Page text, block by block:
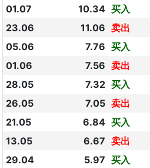
01.07
10.34 买入
23.06
11.06 卖出
05.06
7.76 买入
01.06
7.56 卖出
28.05
7.32 买入
26.05
7.05 卖出
21.05
6.84 买入
13.05
6.67 卖出
29.04
5.97 买入